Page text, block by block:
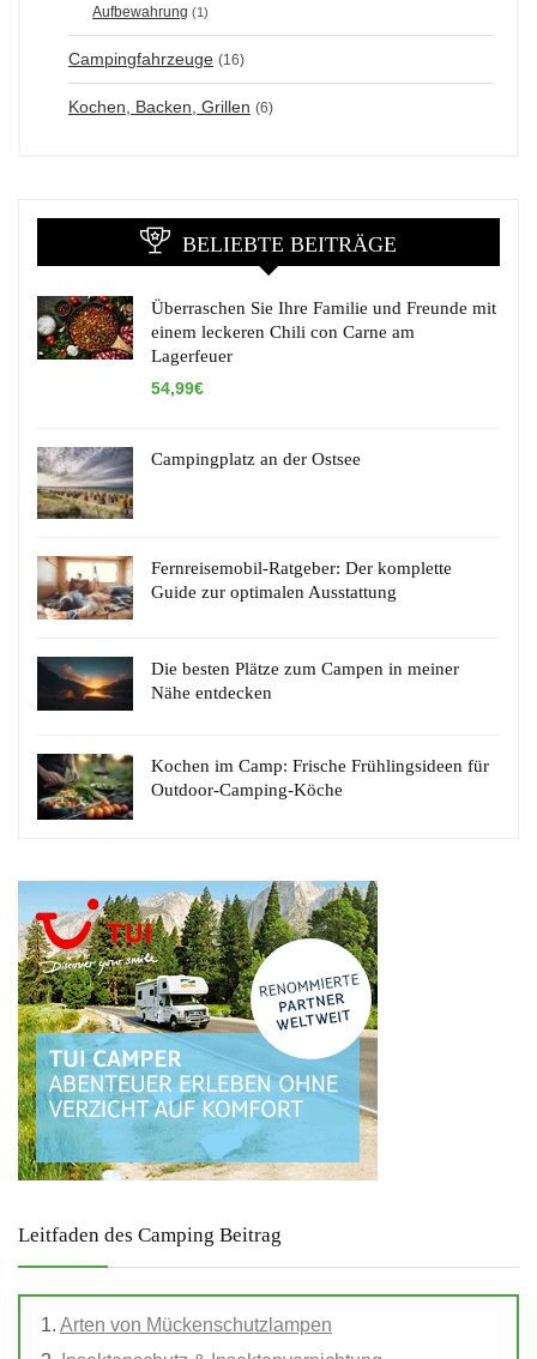
Aufbewahrung (1)
Campingfahrzeuge (16)
Kochen, Backen, Grillen (6)
BELIEBTE BEITRÄGE
Überraschen Sie Ihre Familie und Freunde mit
einem leckeren Chili con Carne am
Lagerfeuer
54,99€
Campingplatz an der Ostsee
Fernreisemobil-Ratgeber: Der komplette
Guide zur optimalen Ausstattung
Die besten Plätze zum Campen in meiner
Nähe entdecken
Kochen im Camp: Frische Frühlingsideen für
Outdoor-Camping-Köche
Leitfaden des Camping Beitrag
Arten von Mückenschutzlampen